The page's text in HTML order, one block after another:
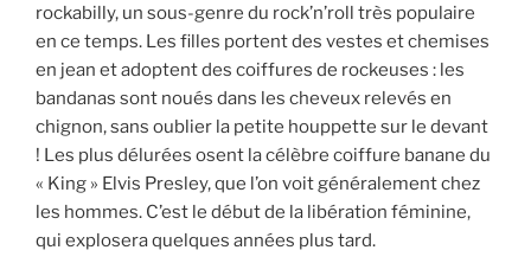
rockabilly, un sous-genre du rock’n’roll très populaire
en ce temps. Les filles portent des vestes et chemises
en jean et adoptent des coiffures de rockeuses : les
bandanas sont noués dans les cheveux relevés en
chignon, sans oublier la petite houppette sur le devant
! Les plus délurées osent la célèbre coiffure banane du
« King » Elvis Presley, que l’on voit généralement chez
les hommes. C’est le début de la libération féminine,
qui explosera quelques années plus tard.